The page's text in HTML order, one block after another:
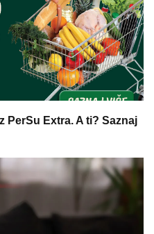
PerSu Extra. A ti? Saznaj